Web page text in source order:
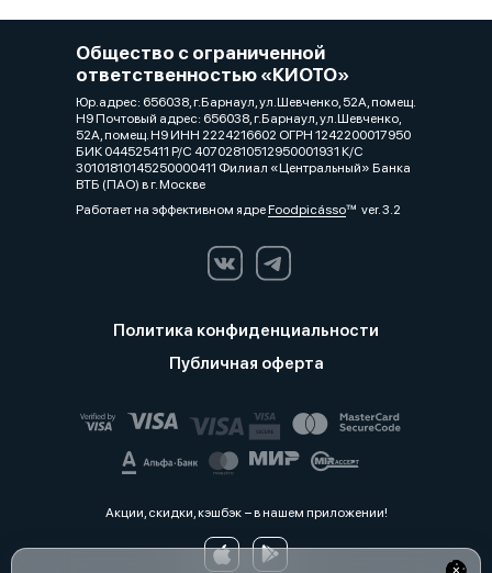
Общество с ограниченной
ответственностью «КИОТО»
Юр.адрес: 656038, г.Барнаул, ул.Шевченко, 52А, помещ.
Н9 Почтовый адрес: 656038, г.Барнаул, ул.Шевченко,
52А, помещ. Н9 ИНН 2224216602 ОГРН 1242200017950
БИК 044525411 Р/С 40702810512950001931 К/С
30101810145250000411 Филиал «Центральный» Банка
ВТБ (ПАО) в г. Москве
Работает на эффективном ядреFoodpicássover. 3.2
Политика конфиденциальности
Публичная оферта
Акции, скидки, кэшбэк − в нашем приложении!